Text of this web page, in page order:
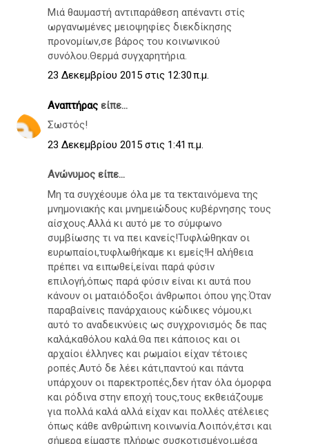
Μιά θαυμαστή αντιπαράθεση απέναντι στίς
ωργανωμένες μειοψηφίες διεκδίκησης
προνομίων,σε βάρος του κοινωνικού
συνόλου.Θερμά συγχαρητήρια.
23 Δεκεμβρίου 2015 στις 12:30 π.μ.
Αναπτήρας είπε...
Σωστός!
23 Δεκεμβρίου 2015 στις 1:41 π.μ.
Ανώνυμος είπε...
Μη τα συγχέουμε όλα με τα τεκταινόμενα της
μνημονιακής και μνημειώδους κυβέρνησης τους
αίσχους.Αλλά κι αυτό με το σύμφωνο
συμβίωσης τι να πει κανείς!Τυφλώθηκαν οι
ευρωπαίοι,τυφλωθήκαμε κι εμείς!Η αλήθεια
πρέπει να ειπωθεί,είναι παρά φύσιν
επιλογή,όπως παρά φύσιν είναι κι αυτά που
κάνουν οι ματαιόδοξοι άνθρωποι όπου γης.Όταν
παραβαίνεις πανάρχαιους κώδικες νόμου,κι
αυτό το αναδεικνύεις ως συγχρονισμός δε πας
καλά,καθόλου καλά.Θα πει κάποιος και οι
αρχαίοι έλληνες και ρωμαίοι είχαν τέτοιες
ροπές.Αυτό δε λέει κάτι,παντού και πάντα
υπάρχουν οι παρεκτροπές,δεν ήταν όλα όμορφα
και ρόδινα στην εποχή τους,τους εκθειάζουμε
για πολλά καλά αλλά είχαν και πολλές ατέλειες
όπως κάθε ανθρώπινη κοινωνία.Λοιπόν,έτσι και
σήμερα είμαστε πλήρως συσκοτισμένοι,μέσα